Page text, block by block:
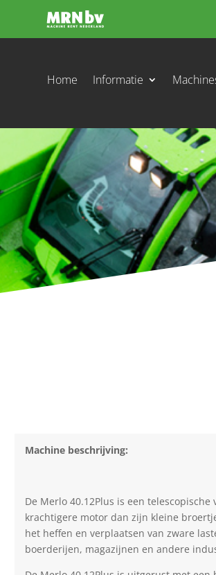
Home Informatie
Machine beschrijving:
De Merlo 40.12Plus is een
krachtigere motor dan zijn kleine
het heffen en verplaatsen van zware
boerderijen, magazijnen en andere